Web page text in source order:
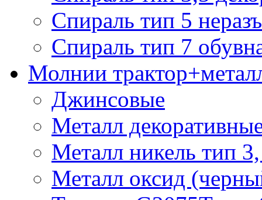
Спираль тип 5
Спираль тип 7
Молнии
Джинсовые
Металл
Металл никель тип
Металл оксид